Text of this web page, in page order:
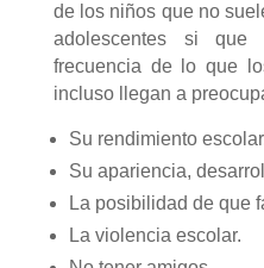
de los niños que no
adolescentes si
frecuencia de lo que
incluso llegan a
Su rendimiento
Su apariencia,
La posibilidad de que
La violencia escolar.